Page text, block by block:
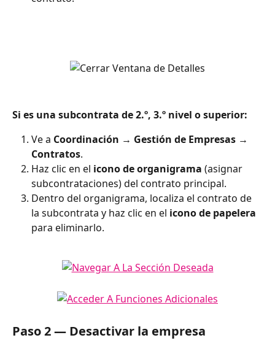
Si es una subcontrata de 2.º, 3.º nivel o superior:
Ve a Coordinación → Gestión de Empresas →
Contratos.
Haz clic en el icono de organigrama (asignar
subcontrataciones) del contrato principal.
Dentro del organigrama, localiza el contrato de
la subcontrata y haz clic en el icono de papelera
para eliminarlo.
Paso 2 — Desactivar la empresa